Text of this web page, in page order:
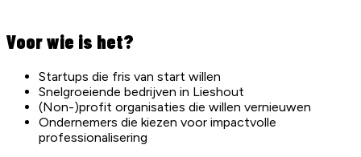
Voor wie is het?
Startups die fris van start willen
Snelgroeiende bedrijven in Lieshout
(Non-)profit organisaties die willen vernieuwen
Ondernemers die kiezen voor impactvolle
professionalisering